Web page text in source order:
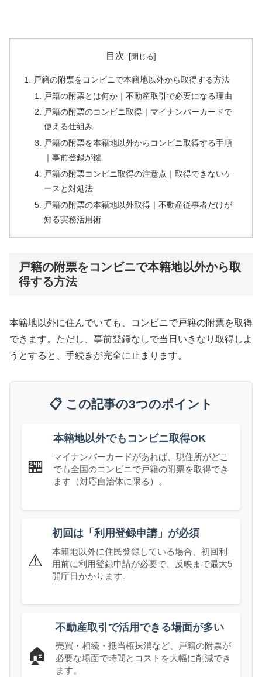
目次
戸籍の附票をコンビニで本籍地以外から取得する方法
戸籍の附票とは何か｜不動産取引で必要になる理由
戸籍の附票のコンビニ取得｜マイナンバーカードで
使える仕組み
戸籍の附票を本籍地以外からコンビニ取得する手順
｜事前登録が鍵
戸籍の附票コンビニ取得の注意点｜取得できないケ
ースと対処法
戸籍の附票の本籍地以外取得｜不動産従事者だけが
知る実務活用術
戸籍の附票をコンビニで本籍地以外から取
得する方法
本籍地以外に住んでいても、コンビニで戸籍の附票を取得
できます。ただし、事前登録なしで当日いきなり取得しよ
うとすると、手続きが完全に止まります。
📋 この記事の3つのポイント
🏪
本籍地以外でもコンビニ取得OK
マイナンバーカードがあれば、現住所がどこ
でも全国のコンビニで戸籍の附票を取得でき
ます（対応自治体に限る）。
⚠️
初回は「利用登録申請」が必須
本籍地以外に住民登録している場合、初回利
用前に利用登録申請が必要で、反映まで最大5
開庁日かかります。
🏠
不動産取引で活用できる場面が多い
売買・相続・抵当権抹消など、戸籍の附票が
必要な場面で時間とコストを大幅に削減でき
ます。